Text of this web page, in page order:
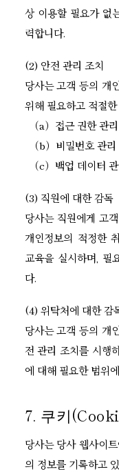
상 이용할 필요가 없
력합니다.
(2) 안전 관리 조치
당사는 고객 등의 개
위해 필요하고 적절
（a）접근 권한 관리
（b）비밀번호 관리
（c）백업 데이터
(3) 직원에 대한 감독
당사는 직원에게 고
개인정보의 적정한
교육을 실시하며, 필
다.
(4) 위탁처에 대한 감
당사는 고객 등의 개
전 관리 조치를 시행
에 대해 필요한 범위
7. 쿠키
당사는 당사 웹사이
의 정보를 기록하고